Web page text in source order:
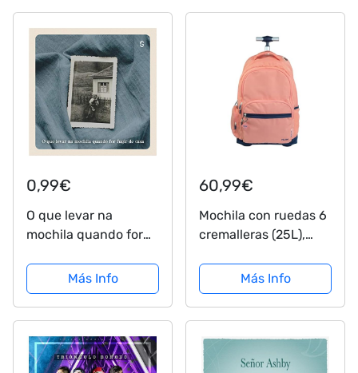
0,99€
O que levar na
mochila quando for
Más Info
60,99€
Mochila con ruedas 6
cremalleras (25L),
®625601SNCP
Más Info